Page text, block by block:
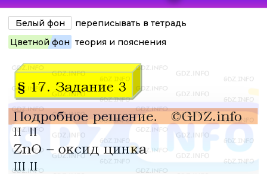
Белый фон
переписывать в тетрадь
Цветной фон теория и пояснения